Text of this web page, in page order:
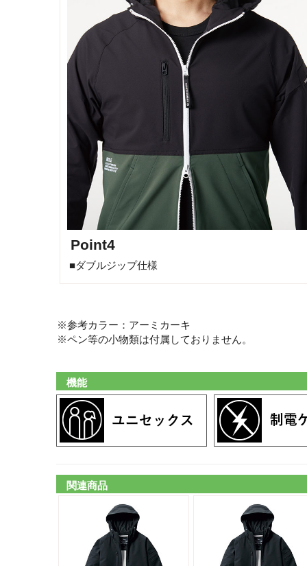
Point4
■ダブルジップ仕様
※参考カラー：アーミカーキ
※ペン等の小物類は付属しておりません。
機能
関連商品